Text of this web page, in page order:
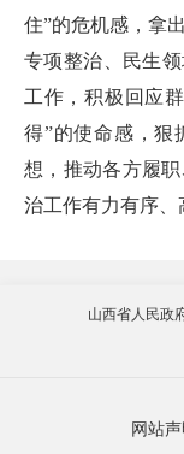
住”的危机感，拿
专项整治、民生
工作，积极回应
得”的使命感，狠
想，推动各方履
治工作有力有序、
山西省人民政
网站声